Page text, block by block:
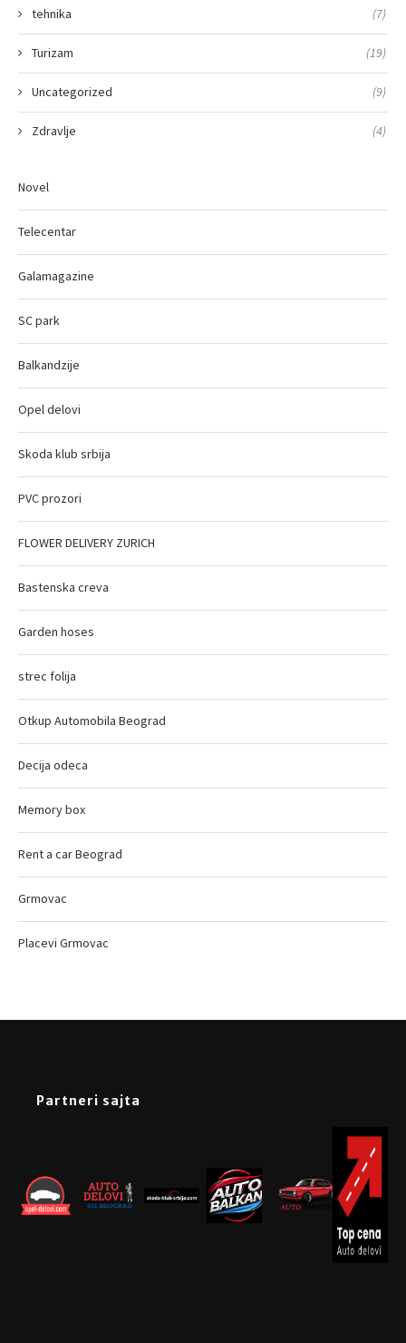
tehnika (7)
Turizam (19)
Uncategorized (9)
Zdravlje (4)
Novel
Telecentar
Galamagazine
SC park
Balkandzije
Opel delovi
Skoda klub srbija
PVC prozori
FLOWER DELIVERY ZURICH
Bastenska creva
Garden hoses
strec folija
Otkup Automobila Beograd
Decija odeca
Memory box
Rent a car Beograd
Grmovac
Placevi Grmovac
Partneri sajta